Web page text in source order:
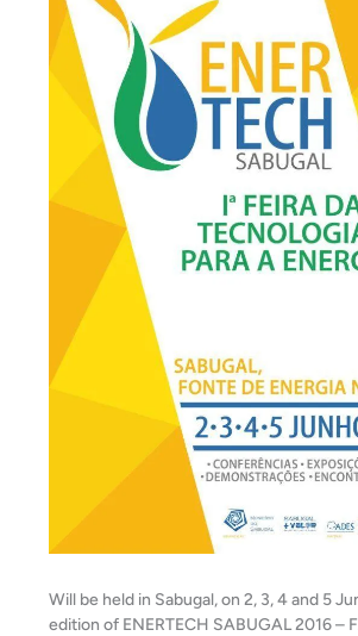
Will be held in Sabugal, on 2, 3, 4 and 5
edition of ENERTECH SABUGAL 2016 –